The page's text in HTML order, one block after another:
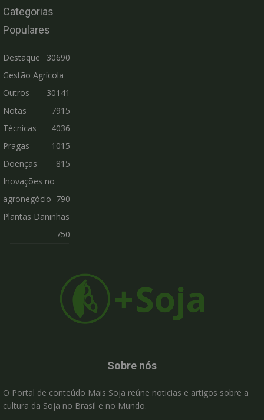
Categorias
Populares
Destaque
30690
Gestão Agrícola
30141
Outros
7915
Notas
Técnicas
4036
Pragas
1015
Doenças
815
Inovações no
agronegócio 790
Plantas Daninhas
750
Sobre nós
O Portal de conteúdo Mais Soja reúne noticias e artigos sobre a
cultura da Soja no Brasil e no Mundo.